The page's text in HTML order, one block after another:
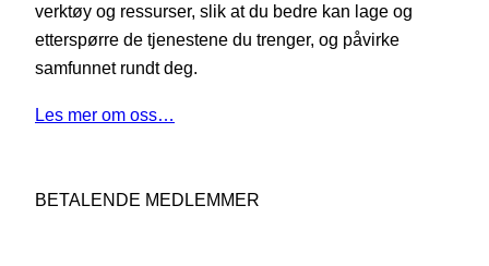
verktøy og ressurser, slik at du bedre kan lage og
etterspørre de tjenestene du trenger, og påvirke
samfunnet rundt deg.
Les mer om oss…
BETALENDE MEDLEMMER